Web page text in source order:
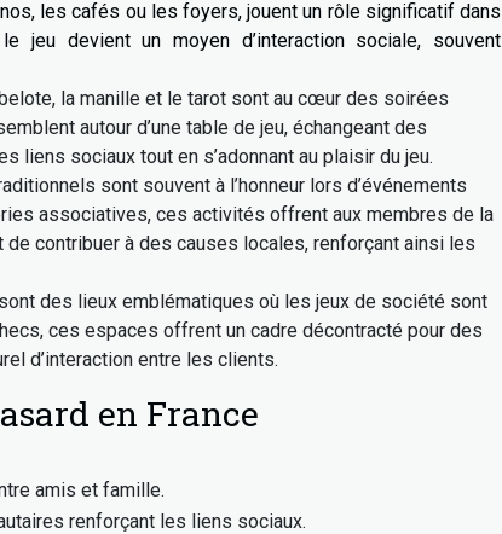
les cafés ou les foyers, jouent un rôle significatif dans
jeu devient un moyen d’interaction sociale, souvent
la manille et le tarot sont au cœur des soirées
autour d’une table de jeu, échangeant des
liens sociaux tout en s’adonnant au plaisir du jeu.
sont souvent à l’honneur lors d’événements
associatives, ces activités offrent aux membres de la
contribuer à des causes locales, renforçant ainsi les
des lieux emblématiques où les jeux de société sont
ces espaces offrent un cadre décontracté pour des
d’interaction entre les clients.
en France
amis et famille.
renforçant les liens sociaux.